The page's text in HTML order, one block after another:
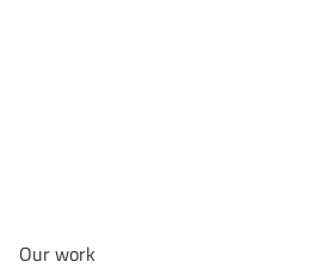
Our work